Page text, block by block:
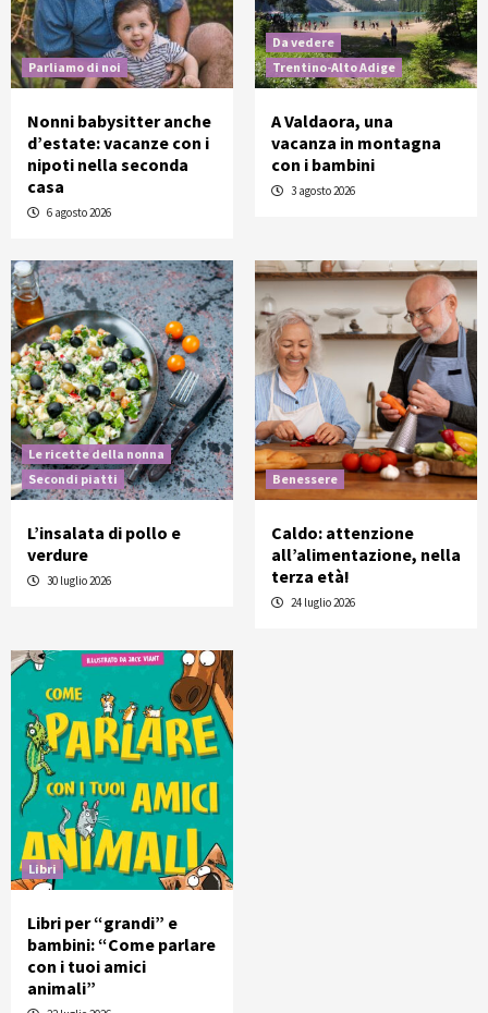
Parliamo di noi
Nonni babysitter anche
d’estate: vacanze con i
nipoti nella seconda
casa
6 agosto 2026
Da vedere
Trentino-Alto Adige
A Valdaora, una
vacanza in montagna
con i bambini
3 agosto 2026
Le ricette della nonna
Secondi piatti
L’insalata di pollo e
verdure
30 luglio 2026
Benessere
Caldo: attenzione
all’alimentazione, nella
terza età!
24 luglio 2026
Libri
Libri per “grandi” e
bambini: “Come parlare
con i tuoi amici
animali”